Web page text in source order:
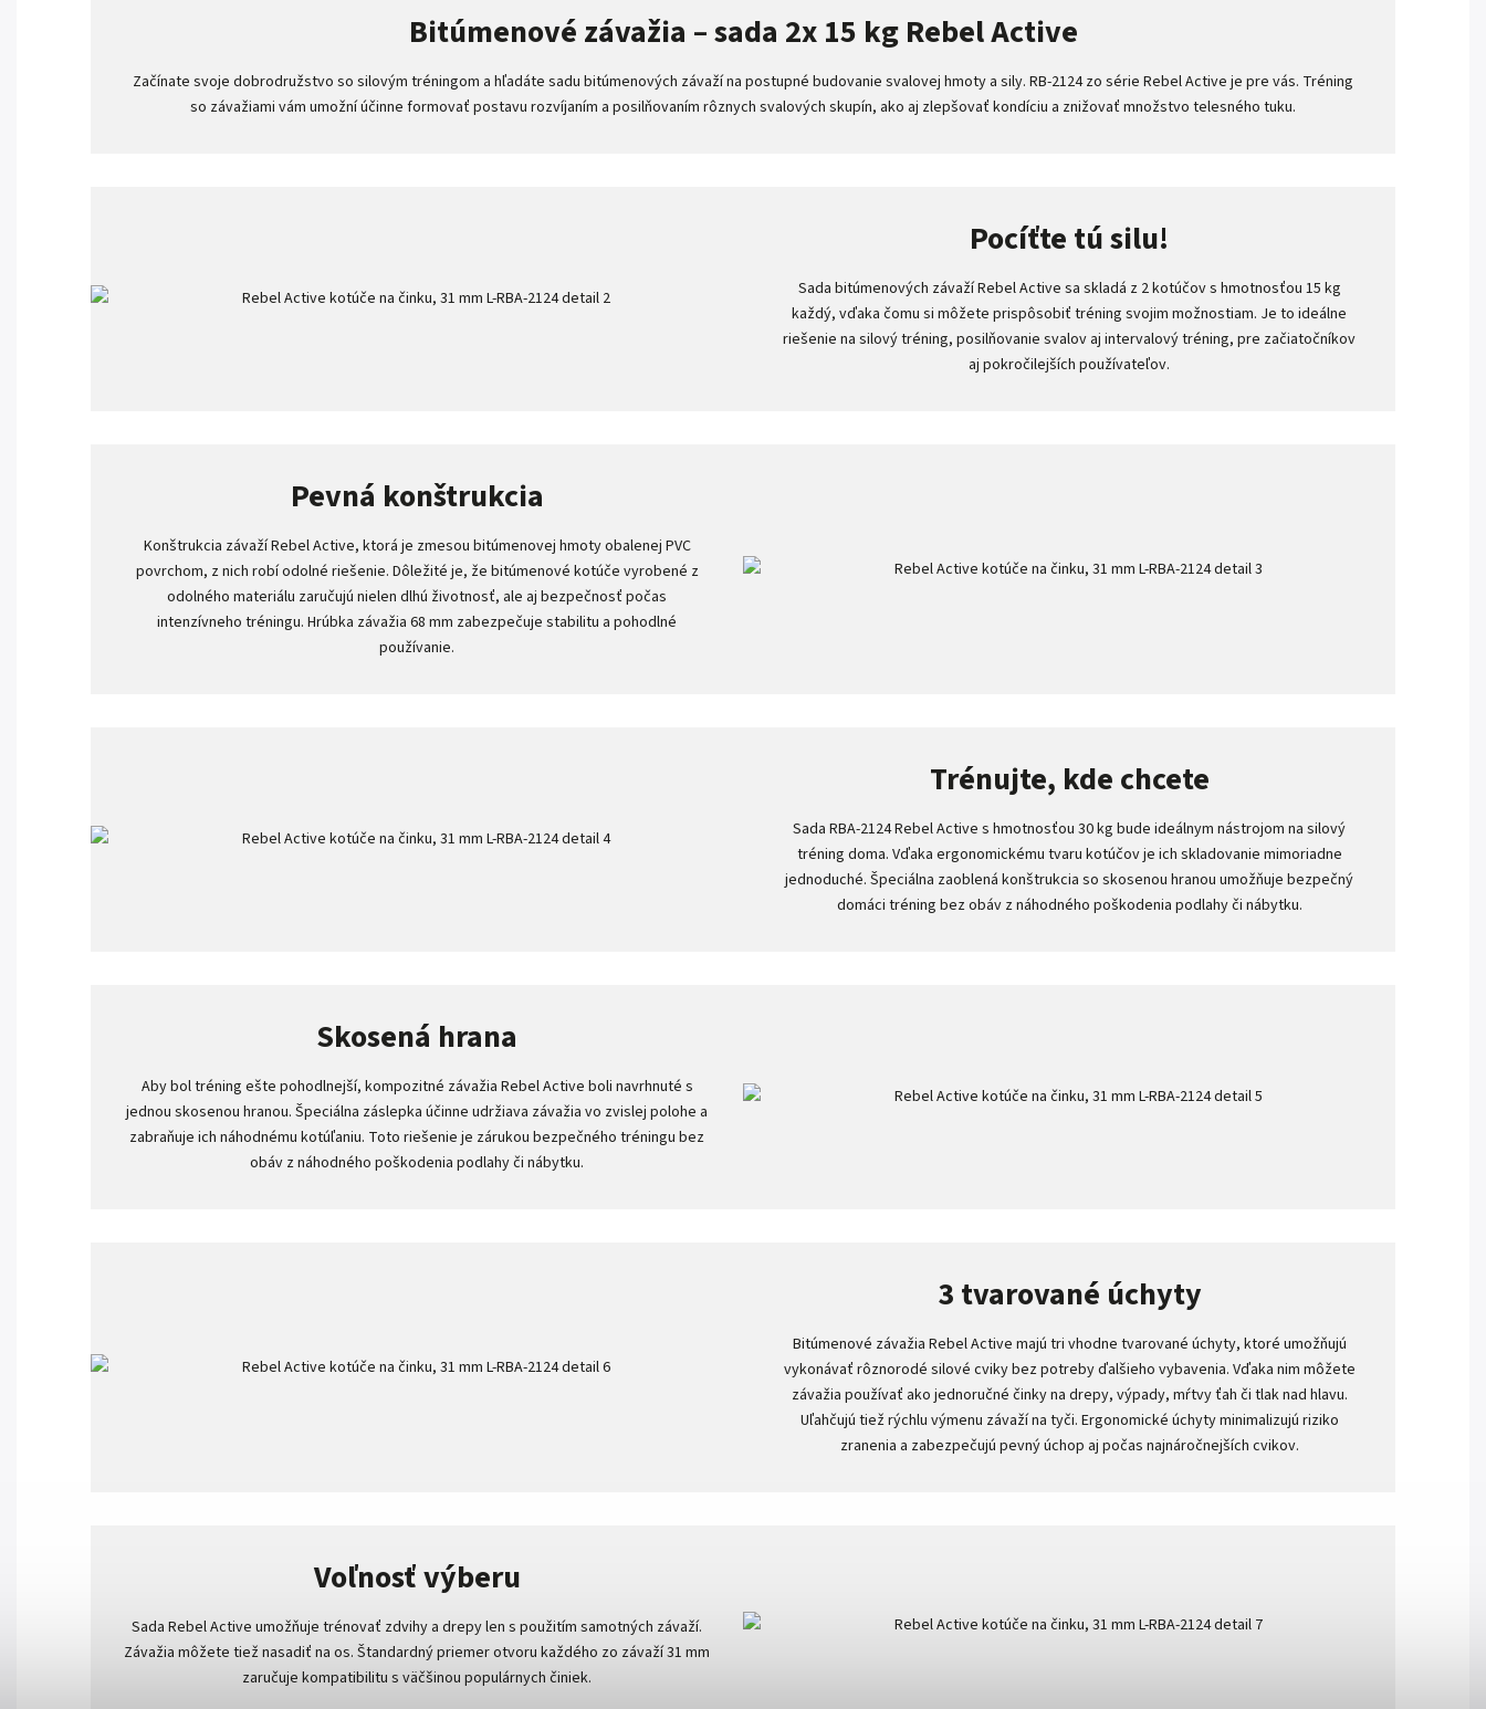
Bitúmenové závažia – sada 2x 15 kg Rebel Active
Začínate svoje dobrodružstvo so silovým tréningom a hľadáte sadu bitúmenových závaží na postupné budovanie svalovej hmoty a sily. RB-2124 zo série Rebel Active je pre vás. Tréning
so závažiami vám umožní účinne formovať postavu rozvíjaním a posilňovaním rôznych svalových skupín, ako aj zlepšovať kondíciu a znižovať množstvo telesného tuku.
Pocíťte tú silu!
Sada bitúmenových závaží Rebel Active sa skladá z 2 kotúčov s hmotnosťou 15 kg
každý, vďaka čomu si môžete prispôsobiť tréning svojim možnostiam. Je to ideálne
riešenie na silový tréning, posilňovanie svalov aj intervalový tréning, pre začiatočníkov
aj pokročilejších používateľov.
Pevná konštrukcia
Konštrukcia závaží Rebel Active, ktorá je zmesou bitúmenovej hmoty obalenej PVC
povrchom, z nich robí odolné riešenie. Dôležité je, že bitúmenové kotúče vyrobené z
odolného materiálu zaručujú nielen dlhú životnosť, ale aj bezpečnosť počas
intenzívneho tréningu. Hrúbka závažia 68 mm zabezpečuje stabilitu a pohodlné
používanie.
Trénujte, kde chcete
Sada RBA-2124 Rebel Active s hmotnosťou 30 kg bude ideálnym nástrojom na silový
tréning doma. Vďaka ergonomickému tvaru kotúčov je ich skladovanie mimoriadne
jednoduché. Špeciálna zaoblená konštrukcia so skosenou hranou umožňuje bezpečný
domáci tréning bez obáv z náhodného poškodenia podlahy či nábytku.
Skosená hrana
Aby bol tréning ešte pohodlnejší, kompozitné závažia Rebel Active boli navrhnuté s
jednou skosenou hranou. Špeciálna záslepka účinne udržiava závažia vo zvislej polohe a
zabraňuje ich náhodnému kotúľaniu. Toto riešenie je zárukou bezpečného tréningu bez
obáv z náhodného poškodenia podlahy či nábytku.
3 tvarované úchyty
Bitúmenové závažia Rebel Active majú tri vhodne tvarované úchyty, ktoré umožňujú
vykonávať rôznorodé silové cviky bez potreby ďalšieho vybavenia. Vďaka nim môžete
závažia používať ako jednoručné činky na drepy, výpady, mŕtvy ťah či tlak nad hlavu.
Uľahčujú tiež rýchlu výmenu závaží na tyči. Ergonomické úchyty minimalizujú riziko
zranenia a zabezpečujú pevný úchop aj počas najnáročnejších cvikov.
Voľnosť výberu
Sada Rebel Active umožňuje trénovať zdvihy a drepy len s použitím samotných závaží.
Závažia môžete tiež nasadiť na os. Štandardný priemer otvoru každého zo závaží 31 mm
zaručuje kompatibilitu s väčšinou populárnych činiek.